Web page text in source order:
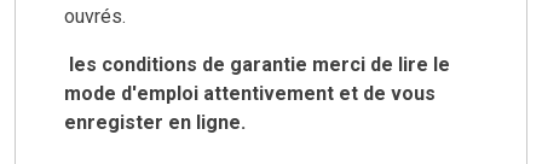
ouvrés.
les conditions de garantie merci de lire le
mode d'emploi attentivement et de vous
enregister en ligne.